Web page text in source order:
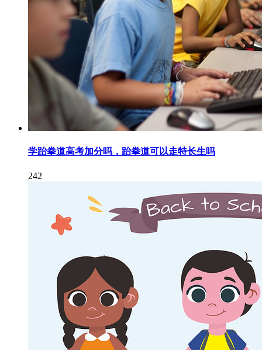
学跆拳道高考加分吗，跆拳道可以走特长生吗
242